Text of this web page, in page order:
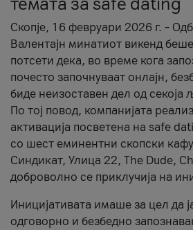
Скопје, 16 февруари 2026 г. –
Валентајн минатиот викенд
потсети дека, во време кога
почесто започнуваат онлајн,
биде неизоставен дел од секоја
По тој повод, компанијата
активација посветена на safe
со шест еминентни скопски
Синдикат, Улица 22, The Dude,
доброволно се приклучија на
Иницијативата имаше за цел да
одговорно и безбедно